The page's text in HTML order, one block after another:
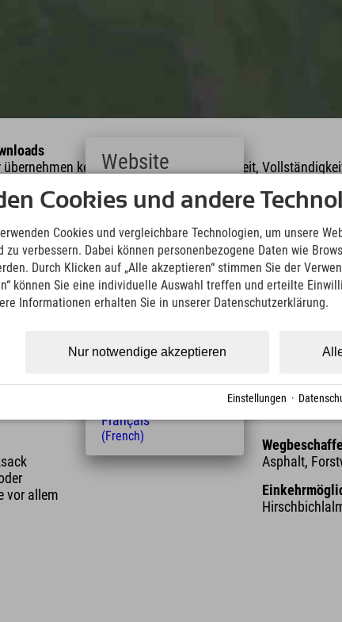
übernehmen keine Haftung für die Richtigkeit,
3,20 km 310 m
vor allem
Asphalt,
Cookies und andere
Cookies und vergleichbare Technologien, um unsere
verbessern. Dabei können personenbezogene Daten wie
Durch Klicken auf „Alle akzeptieren“ stimmen Sie der
können Sie eine individuelle Auswahl treffen und erteilte
Informationen erhalten Sie in unserer Datenschutzerklärung.
Nur notwendige akzeptieren
Einstellungen ·
Website
Deutsch
(German)
English
(English)
Italiano
(Italian)
Čeština
(Czech)
Magyar
Nederlands
Français
(French)